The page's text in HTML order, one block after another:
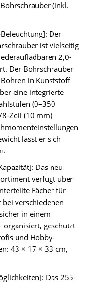
(inkl.
Der
ist vielseitig
2,0-
Der Bohrschrauber
in Kunststoff
eine integrierte
(0–350
Zoll (10 mm)
lässt er sich
Das neu
verfügt über
Fächer für
verschiedenen
in einem
organisiert, geschützt
und Hobby-
43 × 17 × 33 cm,
Das 255-